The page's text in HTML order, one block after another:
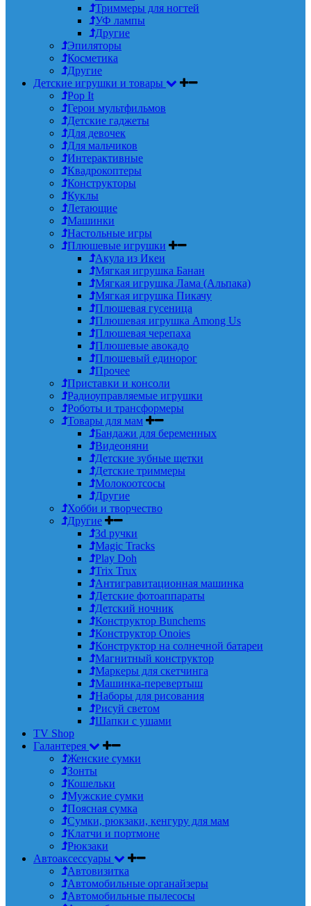
Триммеры для ногтей
УФ лампы
Другие
Эпиляторы
Косметика
Другие
Детские игрушки и товары
Pop It
Герои мультфильмов
Детские гаджеты
Для девочек
Для мальчиков
Интерактивные
Квадрокоптеры
Конструкторы
Куклы
Летающие
Машинки
Настольные игры
Плюшевые игрушки
Акула из Икеи
Мягкая игрушка Банан
Мягкая игрушка Лама (Альпака)
Мягкая игрушка Пикачу
Плюшевая гусеница
Плюшевая игрушка Among Us
Плюшевая черепаха
Плюшевые авокадо
Плюшевый единорог
Прочее
Приставки и консоли
Радиоуправляемые игрушки
Роботы и трансформеры
Товары для мам
Бандажи для беременных
Видеоняни
Детские зубные щетки
Детские триммеры
Молокоотсосы
Другие
Хобби и творчество
Другие
3d ручки
Magic Tracks
Play Doh
Trix Trux
Антигравитационная машинка
Детские фотоаппараты
Детский ночник
Конструктор Bunchems
Конструктор Onoies
Конструктор на солнечной батареи
Магнитный конструктор
Маркеры для скетчинга
Машинка-перевертыш
Наборы для рисования
Рисуй светом
Шапки с ушами
TV Shop
Галантерея
Женские сумки
Зонты
Кошельки
Мужские сумки
Поясная сумка
Сумки, рюкзаки, кенгуру для мам
Клатчи и портмоне
Рюкзаки
Автоаксессуары
Автовизитка
Автомобильные органайзеры
Автомобильные пылесосы